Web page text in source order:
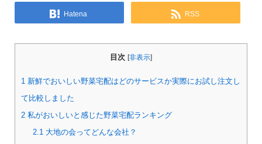
Hatena RSS
目次 [非表示]
1 新鮮でおいしい野菜宅配はどのサービスか実際にお試し注文し
て比較しました
2私がおいしいと感じた野菜宅配ランキング
2.1 大地の会ってどんな会社？